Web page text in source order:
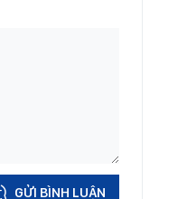
GỬI BÌNH LUẬN